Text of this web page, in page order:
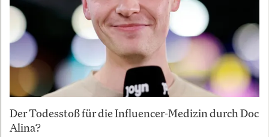
Der Todesstoß für die Influencer-Medizin durch Doc
Alina?